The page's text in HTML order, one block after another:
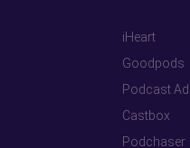
iHeart
Goodpods
Podcast
Castbox
Podchaser